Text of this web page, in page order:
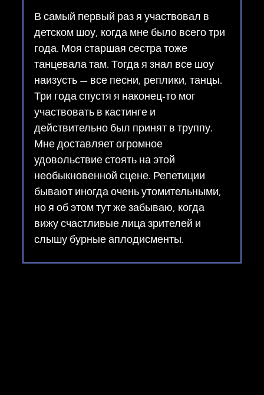
В самый первый раз я участвовал в
детском шоу, когда мне было всего три
года. Моя старшая сестра тоже
танцевала там. Тогда я знал все шоу
наизусть — все песни, реплики, танцы.
Три года спустя я наконец-то мог
участвовать в кастинге и
действительно был принят в труппу.
Мне доставляет огромное
удовольствие стоять на этой
необыкновенной сцене. Репетиции
бывают иногда очень утомительными,
но я об этом тут же забываю, когда
вижу счастливые лица зрителей и
слышу бурные аплодисменты.